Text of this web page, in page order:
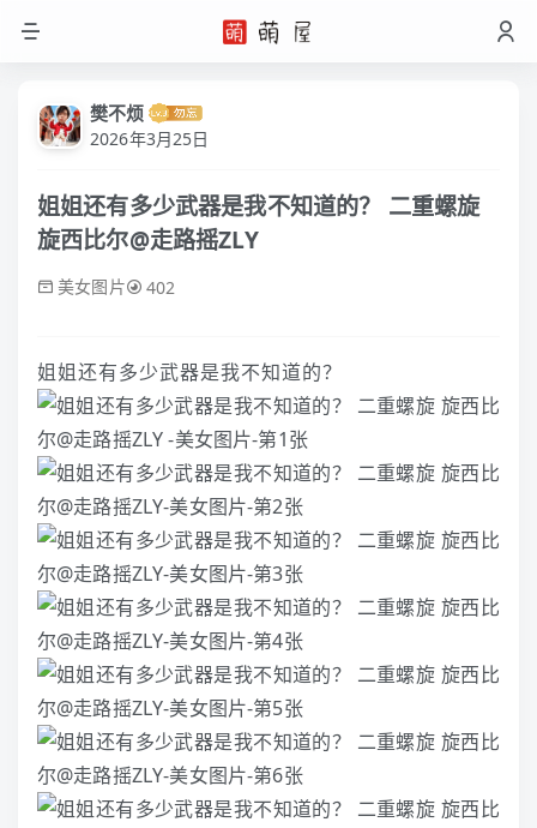
樊不烦
2026年3月25日
姐姐还有多少武器是我不知道的？ 二重螺旋
旋西比尔@走路摇ZLY
美女图片 402
姐姐还有多少武器是我不知道的？